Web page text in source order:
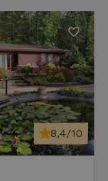
8,4/10